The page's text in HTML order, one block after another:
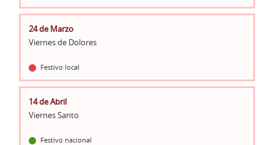
24 de Marzo
Viernes de Dolores
Festivo local
14 de Abril
Viernes Santo
Festivo nacional